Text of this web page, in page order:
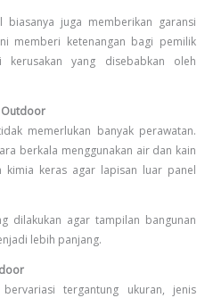
juga memberikan garansi
memberi ketenangan bagi pemilik
yang disebabkan oleh
Outdoor
memerlukan banyak perawatan.
berkala menggunakan air dan kain
kimia keras agar lapisan luar panel
dilakukan agar tampilan bangunan
lebih panjang.
tergantung ukuran, jenis